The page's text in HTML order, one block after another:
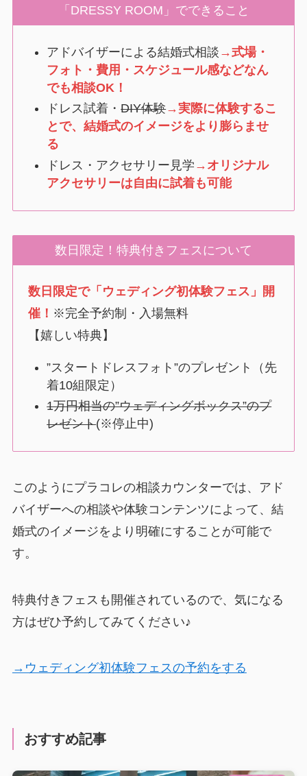
「DRESSY ROOM」でできること
アドバイザーによる結婚式相談 →式場・
フォト・費用・スケジュール感などなん
でも相談OK！
ドレス試着・DIY体験→実際に体験するこ
とで、結婚式のイメージをより膨らませ
る
ドレス・アクセサリー見学 →オリジナル
アクセサリーは自由に試着も可能
数日限定！特典付きフェスについて
数日限定で「ウェディング初体験フェス」開
催！ ※完全予約制・入場無料
【嬉しい特典】
”スタートドレスフォト”のプレゼント（先
着10組限定）
1万円相当の”ウェディングボックス”のプ
レゼント(※停止中)
このようにプラコレの相談カウンターでは、アド
バイザーへの相談や体験コンテンツによって、結
婚式のイメージをより明確にすることが可能で
す。
特典付きフェスも開催されているので、気になる
方はぜひ予約してみてください♪
→ウェディング初体験フェスの予約をする
おすすめ記事